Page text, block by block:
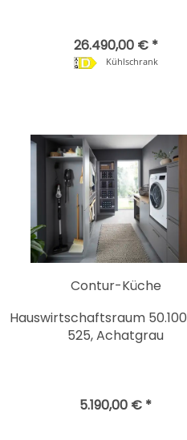
26.490,00 € *
Kühlschrank
Contur-Küche
Hauswirtschaftsraum
525, Achatgrau
5.190,00 € *